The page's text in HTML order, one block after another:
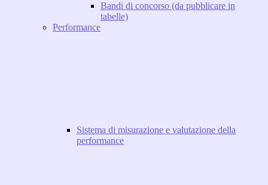
Bandi di concorso (da pubblicare in
tabelle)
Performance
Sistema di misurazione e valutazione della
performance